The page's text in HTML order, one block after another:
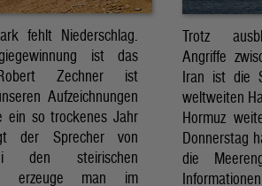
fehlt Niederschlag.
ist das
Zechner ist
Aufzeichnungen
ein so trockenes Jahr
der Sprecher von
den steirischen
erzeuge man im
Trotz
Angriffe
Iran ist die
weltweiten
Hormuz
Donnerstag
die